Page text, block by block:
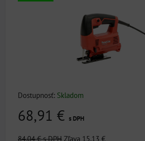
Dostupnosť: Skladom
68,91 € s DPH
84,04 €s DPH Zľava 15,13 €